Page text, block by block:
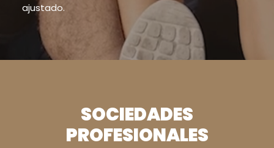
ajustado.
SOCIEDADES
PROFESIONALES